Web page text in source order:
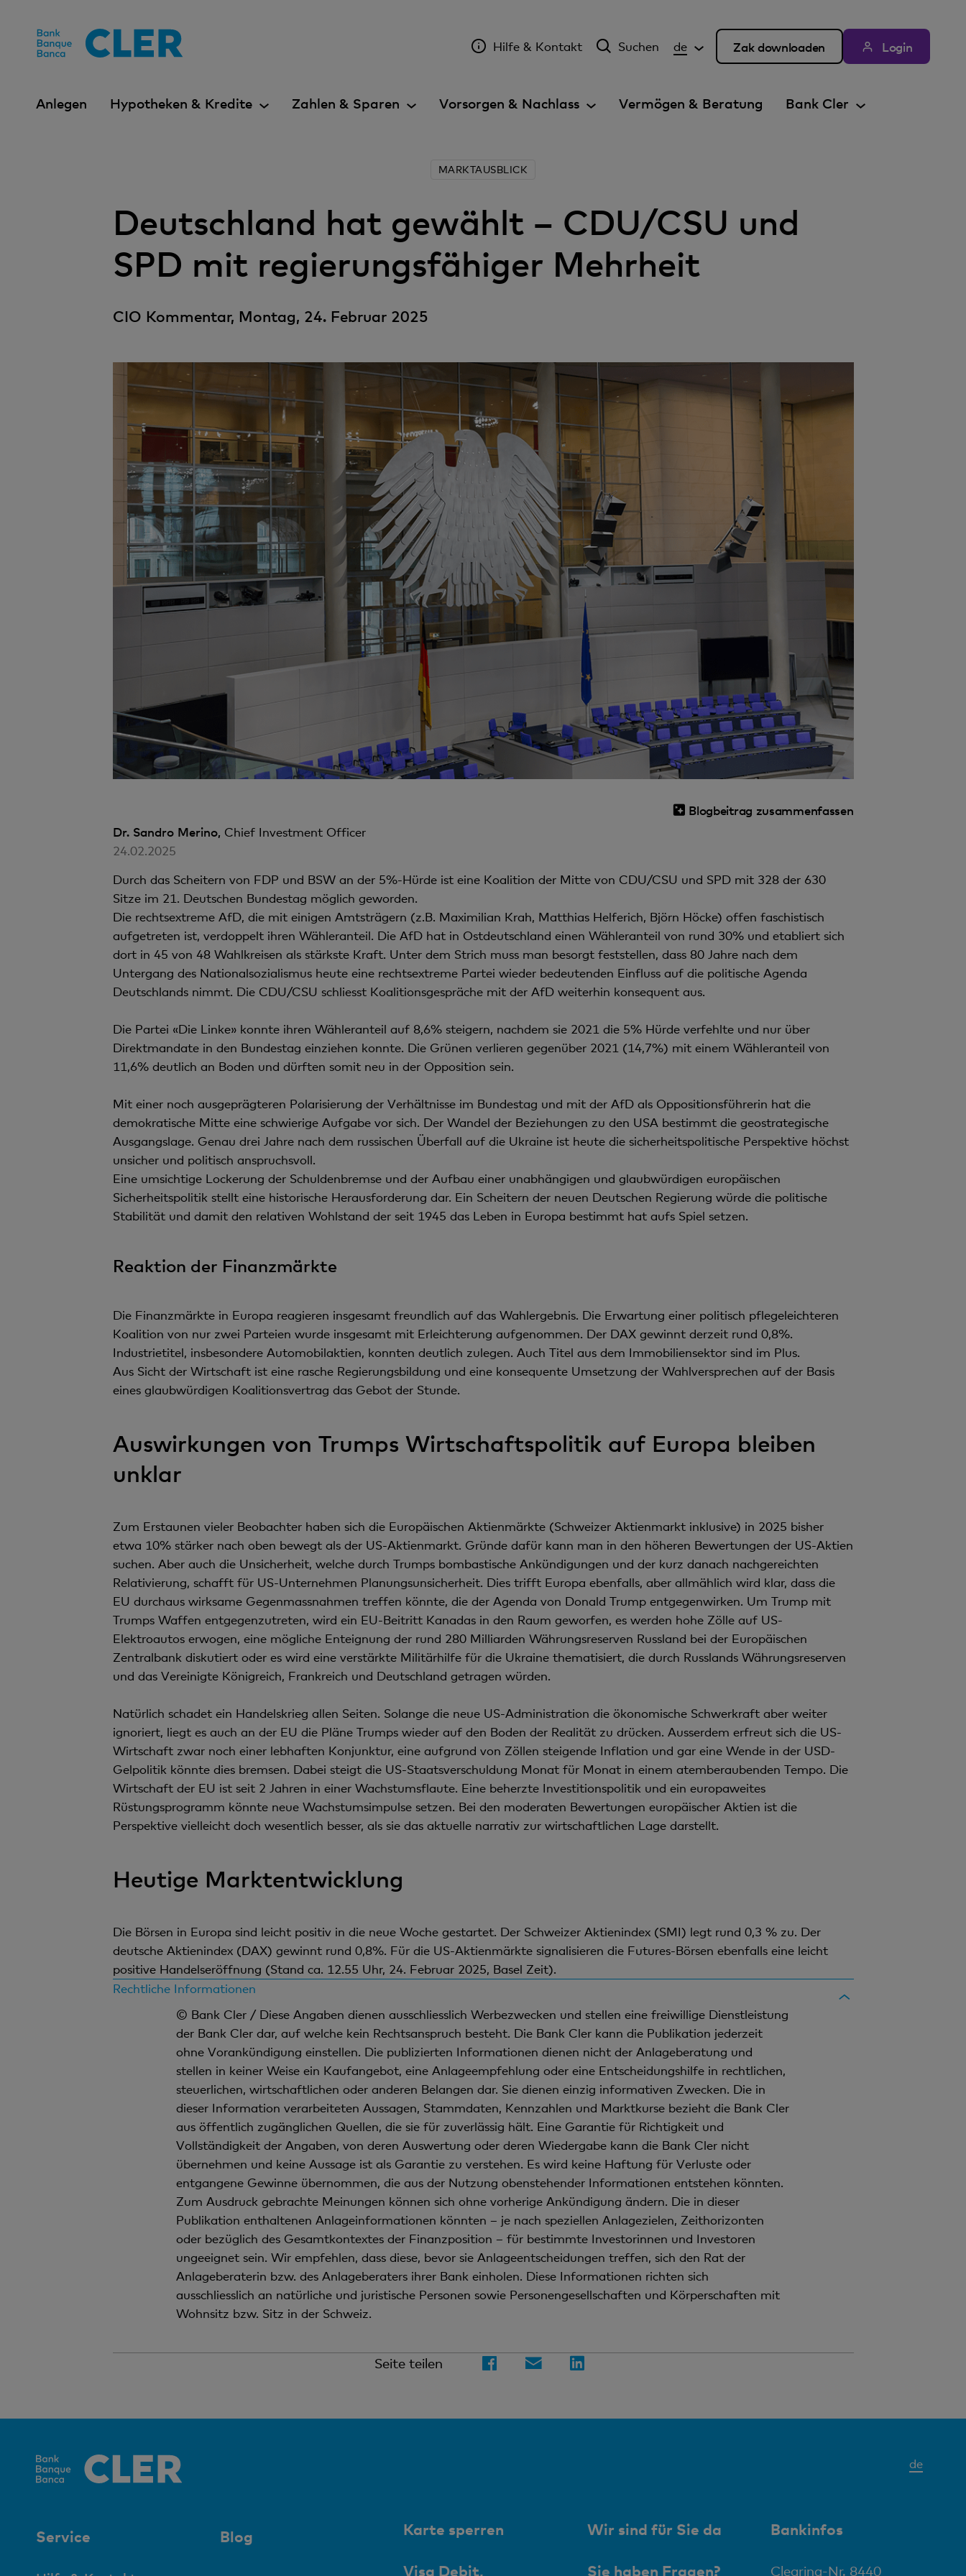
Hilfe & Kontakt Suchen de Zak downloaden Login
Anlegen Hypotheken & Kredite Zahlen & Sparen Vorsorgen & Nachlass Vermögen & Beratung Bank Cler
MARKTAUSBLICK
Deutschland hat gewählt – CDU/CSU und
SPD mit regierungsfähiger Mehrheit
CIO Kommentar, Montag, 24. Februar 2025
Blogbeitrag zusammenfassen
Dr. Sandro Merino, Chief Investment Officer
24.02.2025
Durch das Scheitern von FDP und BSW an der 5%-Hürde ist eine Koalition der Mitte von CDU/CSU und SPD mit 328 der 630
Sitze im 21. Deutschen Bundestag möglich geworden.
Die rechtsextreme AfD, die mit einigen Amtsträgern (z.B. Maximilian Krah, Matthias Helferich, Björn Höcke) offen faschistisch
aufgetreten ist, verdoppelt ihren Wähleranteil. Die AfD hat in Ostdeutschland einen Wähleranteil von rund 30% und etabliert sich
dort in 45 von 48 Wahlkreisen als stärkste Kraft. Unter dem Strich muss man besorgt feststellen, dass 80 Jahre nach dem
Untergang des Nationalsozialismus heute eine rechtsextreme Partei wieder bedeutenden Einfluss auf die politische Agenda
Deutschlands nimmt. Die CDU/CSU schliesst Koalitionsgespräche mit der AfD weiterhin konsequent aus.
Die Partei «Die Linke» konnte ihren Wähleranteil auf 8,6% steigern, nachdem sie 2021 die 5% Hürde verfehlte und nur über
Direktmandate in den Bundestag einziehen konnte. Die Grünen verlieren gegenüber 2021 (14,7%) mit einem Wähleranteil von
11,6% deutlich an Boden und dürften somit neu in der Opposition sein.
Mit einer noch ausgeprägteren Polarisierung der Verhältnisse im Bundestag und mit der AfD als Oppositionsführerin hat die
demokratische Mitte eine schwierige Aufgabe vor sich. Der Wandel der Beziehungen zu den USA bestimmt die geostrategische
Ausgangslage. Genau drei Jahre nach dem russischen Überfall auf die Ukraine ist heute die sicherheitspolitische Perspektive höchst
unsicher und politisch anspruchsvoll.
Eine umsichtige Lockerung der Schuldenbremse und der Aufbau einer unabhängigen und glaubwürdigen europäischen
Sicherheitspolitik stellt eine historische Herausforderung dar. Ein Scheitern der neuen Deutschen Regierung würde die politische
Stabilität und damit den relativen Wohlstand der seit 1945 das Leben in Europa bestimmt hat aufs Spiel setzen.
Reaktion der Finanzmärkte
Die Finanzmärkte in Europa reagieren insgesamt freundlich auf das Wahlergebnis. Die Erwartung einer politisch pflegeleichteren
Koalition von nur zwei Parteien wurde insgesamt mit Erleichterung aufgenommen. Der DAX gewinnt derzeit rund 0,8%.
Industrietitel, insbesondere Automobilaktien, konnten deutlich zulegen. Auch Titel aus dem Immobiliensektor sind im Plus.
Aus Sicht der Wirtschaft ist eine rasche Regierungsbildung und eine konsequente Umsetzung der Wahlversprechen auf der Basis
eines glaubwürdigen Koalitionsvertrag das Gebot der Stunde.
Auswirkungen von Trumps Wirtschaftspolitik auf Europa bleiben
unklar
Zum Erstaunen vieler Beobachter haben sich die Europäischen Aktienmärkte (Schweizer Aktienmarkt inklusive) in 2025 bisher
etwa 10% stärker nach oben bewegt als der US-Aktienmarkt. Gründe dafür kann man in den höheren Bewertungen der US-Aktien
suchen. Aber auch die Unsicherheit, welche durch Trumps bombastische Ankündigungen und der kurz danach nachgereichten
Relativierung, schafft für US-Unternehmen Planungsunsicherheit. Dies trifft Europa ebenfalls, aber allmählich wird klar, dass die
EU durchaus wirksame Gegenmassnahmen treffen könnte, die der Agenda von Donald Trump entgegenwirken. Um Trump mit
Trumps Waffen entgegenzutreten, wird ein EU-Beitritt Kanadas in den Raum geworfen, es werden hohe Zölle auf US-
Elektroautos erwogen, eine mögliche Enteignung der rund 280 Milliarden Währungsreserven Russland bei der Europäischen
Zentralbank diskutiert oder es wird eine verstärkte Militärhilfe für die Ukraine thematisiert, die durch Russlands Währungsreserven
und das Vereinigte Königreich, Frankreich und Deutschland getragen würden.
Natürlich schadet ein Handelskrieg allen Seiten. Solange die neue US-Administration die ökonomische Schwerkraft aber weiter
ignoriert, liegt es auch an der EU die Pläne Trumps wieder auf den Boden der Realität zu drücken. Ausserdem erfreut sich die US-
Wirtschaft zwar noch einer lebhaften Konjunktur, eine aufgrund von Zöllen steigende Inflation und gar eine Wende in der USD-
Gelpolitik könnte dies bremsen. Dabei steigt die US-Staatsverschuldung Monat für Monat in einem atemberaubenden Tempo. Die
Wirtschaft der EU ist seit 2 Jahren in einer Wachstumsflaute. Eine beherzte Investitionspolitik und ein europaweites
Rüstungsprogramm könnte neue Wachstumsimpulse setzen. Bei den moderaten Bewertungen europäischer Aktien ist die
Perspektive vielleicht doch wesentlich besser, als sie das aktuelle narrativ zur wirtschaftlichen Lage darstellt.
Heutige Marktentwicklung
Die Börsen in Europa sind leicht positiv in die neue Woche gestartet. Der Schweizer Aktienindex (SMI) legt rund 0,3 % zu. Der
deutsche Aktienindex (DAX) gewinnt rund 0,8%. Für die US-Aktienmärkte signalisieren die Futures-Börsen ebenfalls eine leicht
positive Handelseröffnung (Stand ca. 12.55 Uhr, 24. Februar 2025, Basel Zeit).
Rechtliche Informationen
© Bank Cler / Diese Angaben dienen ausschliesslich Werbezwecken und stellen eine freiwillige Dienstleistung
der Bank Cler dar, auf welche kein Rechtsanspruch besteht. Die Bank Cler kann die Publikation jederzeit
ohne Vorankündigung einstellen. Die publizierten Informationen dienen nicht der Anlageberatung und
stellen in keiner Weise ein Kaufangebot, eine Anlageempfehlung oder eine Entscheidungshilfe in rechtlichen,
steuerlichen, wirtschaftlichen oder anderen Belangen dar. Sie dienen einzig informativen Zwecken. Die in
dieser Information verarbeiteten Aussagen, Stammdaten, Kennzahlen und Marktkurse bezieht die Bank Cler
aus öffentlich zugänglichen Quellen, die sie für zuverlässig hält. Eine Garantie für Richtigkeit und
Vollständigkeit der Angaben, von deren Auswertung oder deren Wiedergabe kann die Bank Cler nicht
übernehmen und keine Aussage ist als Garantie zu verstehen. Es wird keine Haftung für Verluste oder
entgangene Gewinne übernommen, die aus der Nutzung obenstehender Informationen entstehen könnten.
Zum Ausdruck gebrachte Meinungen können sich ohne vorherige Ankündigung ändern. Die in dieser
Publikation enthaltenen Anlageinformationen könnten – je nach speziellen Anlagezielen, Zeithorizonten
oder bezüglich des Gesamtkontextes der Finanzposition – für bestimmte Investorinnen und Investoren
ungeeignet sein. Wir empfehlen, dass diese, bevor sie Anlageentscheidungen treffen, sich den Rat der
Anlageberaterin bzw. des Anlageberaters ihrer Bank einholen. Diese Informationen richten sich
ausschliesslich an natürliche und juristische Personen sowie Personengesellschaften und Körperschaften mit
Wohnsitz bzw. Sitz in der Schweiz.
Seite teilen
deAktives
Service Blog Karte sperren
Visa Debit,
Wir sind für Sie da
Sie haben Fragen?
Bankinfos
Clearing-Nr. 8440